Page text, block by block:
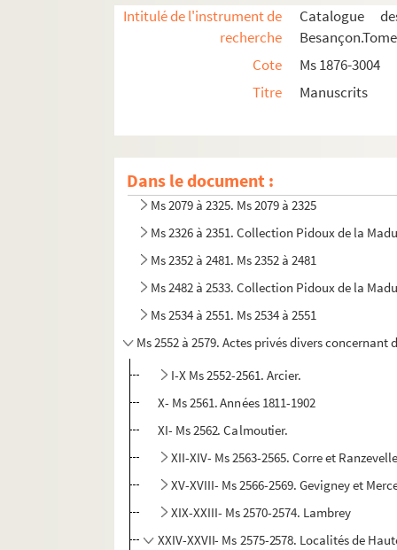
Intitulé de l'instrument de
recherche
Catalogue
Cote
Ms 1876-3004
Titre
Manuscrits
Dans le document :
Ms 1876 à 1887. Collection Charles Thuriet
Ms 1888 à 1943. Collection Alexandre
Ms 1944 à 1952. Collection Bergier
Ms 2047 à 2078. Collection Edouard Droz
Ms 2079 à 2325. Ms 2079 à 2325
Ms 2326 à 2351. Collection Pidoux de la
Ms 2352 à 2481. Ms 2352 à 2481
Ms 2482 à 2533. Collection Pidoux de la
Ms 2534 à 2551. Ms 2534 à 2551
Ms 2552 à 2579. Actes privés divers
I-X Ms 2552-2561. Arcier.
X- Ms 2561. Années 1811-1902
XI- Ms 2562. Calmoutier.
XII-XIV- Ms 2563-2565. Corre et
XV-XVIII- Ms 2566-2569. Gevigney et
XIX-XXIII- Ms 2570-2574. Lambrey
XXIV-XXVII- Ms 2575-2578. Localités de